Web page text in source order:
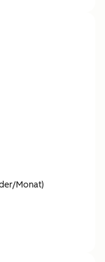
Monat)